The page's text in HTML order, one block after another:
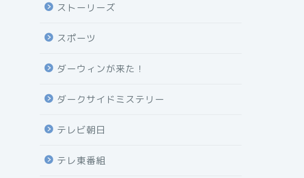
ストーリーズ
スポーツ
ダーウィンが来た！
ダークサイドミステリー
テレビ朝日
テレ東番組